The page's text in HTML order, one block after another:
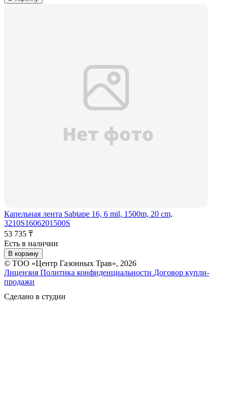
Капельная лента Sabtape 16, 6 mil, 1500m, 20 cm,
3210S1606201500S
53 735 ₸
Есть в наличии
В корзину
© ТОО «Центр Газонных Трав», 2026
Лицензия Политика конфиденциальности Договор купли-
продажи
Сделано в студии